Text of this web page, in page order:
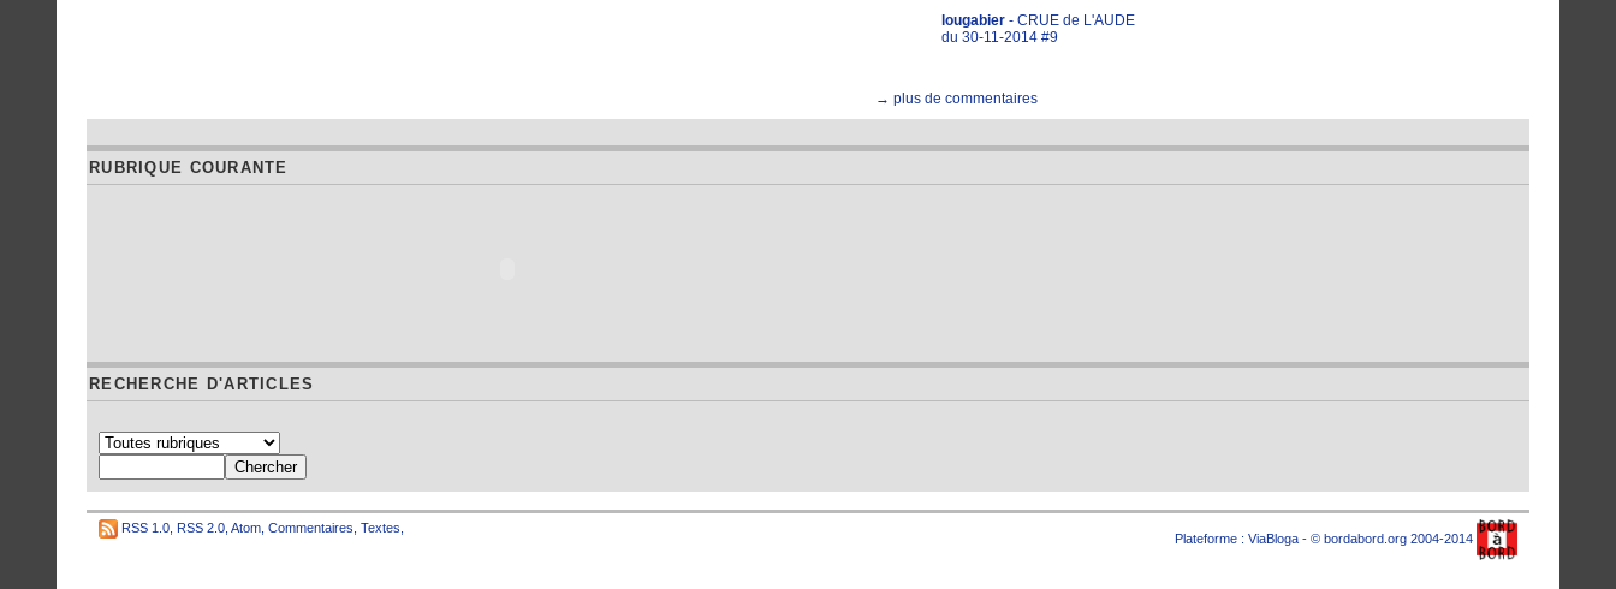
lougabier - CRUE de L'AUDE
du 30-11-2014 #9
→ plus de commentaires
RUBRIQUE COURANTE
RECHERCHE D'ARTICLES
RSS 1.0 RSS 2.0 Atom Commentaires Textes
Plateforme : ViaBloga - © bordabord.org 2004-2014